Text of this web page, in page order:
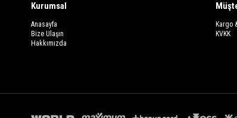
Kurumsal
Anasayfa
Bize Ulaşın
Hakkımızda
Kargo
KVKK